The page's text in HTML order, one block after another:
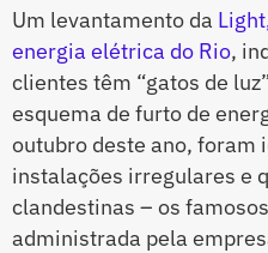
Um levantamento da
energia elétrica do Rio,
clientes têm “gatos de
esquema de furto de
outubro deste ano,
instalações irregulares e
clandestinas – os
administrada pela